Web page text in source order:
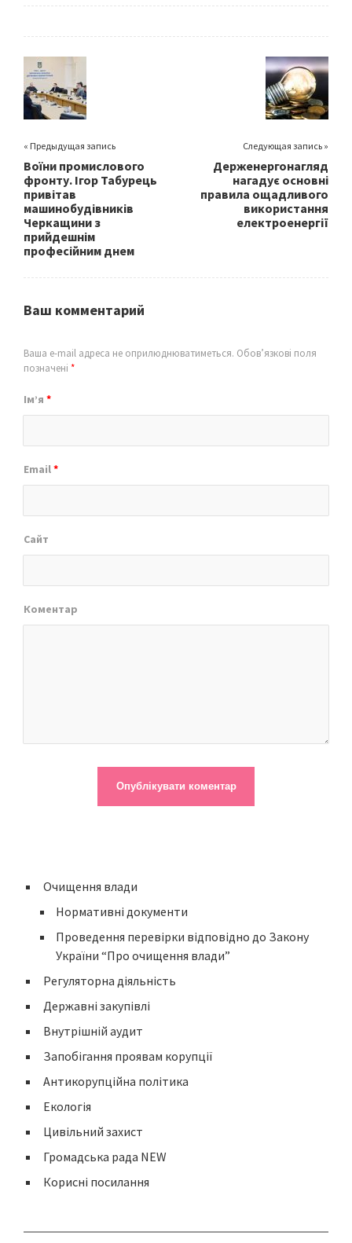
o
o
k
er
« Предыдущая запись
Воїни промислового
фронту. Ігор Табурець
привітав
машинобудівників
Черкащини з
прийдешнім
професійним днем
Следующая запись »
​Держенергонагляд
нагадує основні
правила ощадливого
використання
електроенергії
Ваш комментарий
Ваша e-mail адреса не оприлюднюватиметься. Обов’язкові поля
позначені *
Ім’я *
Email*
Сайт
Коментар
Очищення влади
Нормативні документи
Проведення перевірки відповідно до Закону
України “Про очищення влади”
Регуляторна діяльність
Державні закупівлі
Внутрішній аудит
Запобігання проявам корупції
Антикорупційна політика
Екологія
Цивільний захист
Громадська рада NEW
Корисні посилання